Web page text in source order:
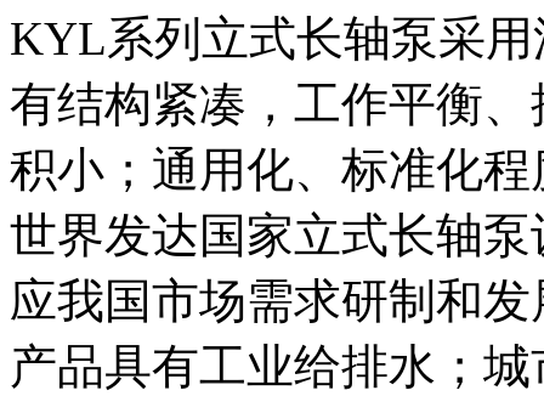
KYL系列立式长轴泵采
有结构紧凑，工作平衡
积小；通用化、标准化
世界发达国家立式长轴
应我国市场需求研制和
产品具有工业给排水；